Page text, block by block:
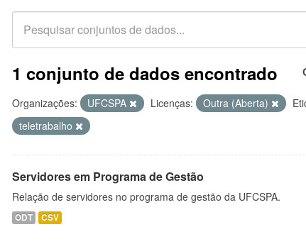
1 conjunto de dados encontrado
Organizações: UFCSPA Licenças: Outra (Aberta)
teletrabalho
Servidores em Programa de Gestão
Relação de servidores no programa de gestão da UFCSPA.
ODT CSV